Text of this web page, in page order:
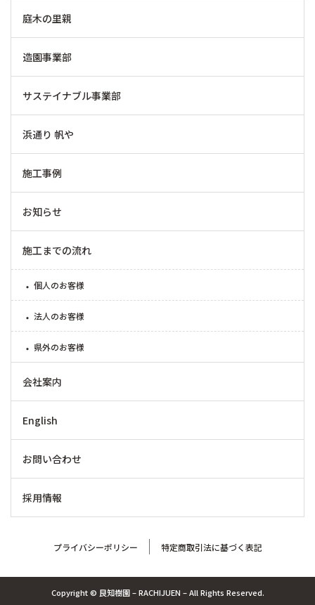
庭木の里親
造園事業部
サステイナブル事業部
浜通り 帆や
施工事例
お知らせ
施工までの流れ
個人のお客様
法人のお客様
県外のお客様
会社案内
English
お問い合わせ
採用情報
プライバシーポリシー 特定商取引法に基づく表記
Copyright © 良知樹園 – RACHIJUEN – All Rights Reserved.